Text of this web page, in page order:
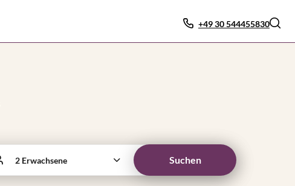
+49 30 544455830
2 Erwachsene Suchen